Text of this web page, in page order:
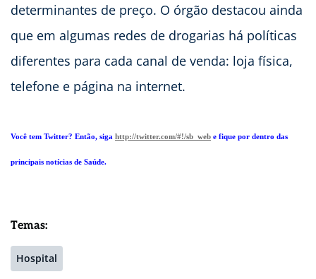
determinantes de preço. O órgão destacou ainda
que em algumas redes de drogarias há políticas
diferentes para cada canal de venda: loja física,
telefone e página na internet.
Você tem Twitter? Então, siga http://twitter.com/#!/sb_web e fique por dentro das
principais notícias de Saúde.
Temas:
Hospital